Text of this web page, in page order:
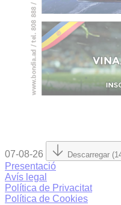
07-08-26 Descarregar
Presentació
Avís legal
Política de Privacitat
Política de Cookies